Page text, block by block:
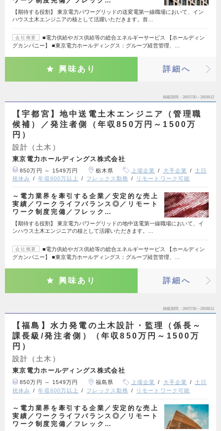
【期待する役割】 東京電力パワーグリッドの送変電第一線職場において、イン
ハウス土木エンジニアの核として活躍いただきます。首…
会社概要
■電力供給やガス供給等の総合エネルギーサービス 【ホールディン
グカンパニー】 ■東京電力ホールディングス：グループ経営管理、…
興味あり 詳細へ
掲載期間 26/07/30～26/08/12
【宇都宮】地中送電土木エンジニア（管理職
候補）／発注者側（年収850万円～1500万
円）
設計（土木）
東京電力ホールディングス株式会社
850万円 ～ 1549万円 栃木県 上場企業 大手企業
土日
祝休み
年収600万以上 フレックス勤務 リモートワーク可能
～電力業界を牽引する企業／安定的な売上
実績／ワークライフバランス◎／リモート
ワーク制度完備／フレック…
【期待する役割】 東京電力パワーグリッドの地中送電第一線職場において、イ
ンハウス土木エンジニアの核として活躍いただきます。…
会社概要
■電力供給やガス供給等の総合エネルギーサービス 【ホールディン
グカンパニー】 ■東京電力ホールディングス：グループ経営管理、…
興味あり 詳細へ
掲載期間 26/07/30～26/08/12
【福島】水力発電の土木設計・監理（係長～
課長級/発注者側）（年収850万円～1500万
円）
設計（土木）
東京電力ホールディングス株式会社
850万円 ～ 1549万円 福島県 上場企業 大手企業
土日
祝休み
年収600万以上 フレックス勤務 リモートワーク可能
～電力業界を牽引する企業／安定的な売上
実績／ワークライフバランス◎／リモート
ワーク制度完備／フレック…